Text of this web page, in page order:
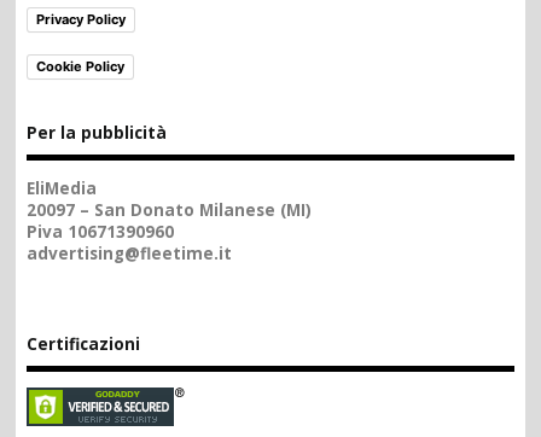
Privacy Policy
Cookie Policy
Per la pubblicità
EliMedia
20097 – San Donato Milanese (MI)
Piva 10671390960
advertising@fleetime.it
Certificazioni